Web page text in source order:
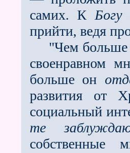
самих. КБогу
прийти, ведя
"Чем больше
своенравном
больше он
развития от
социальный
те
собственные